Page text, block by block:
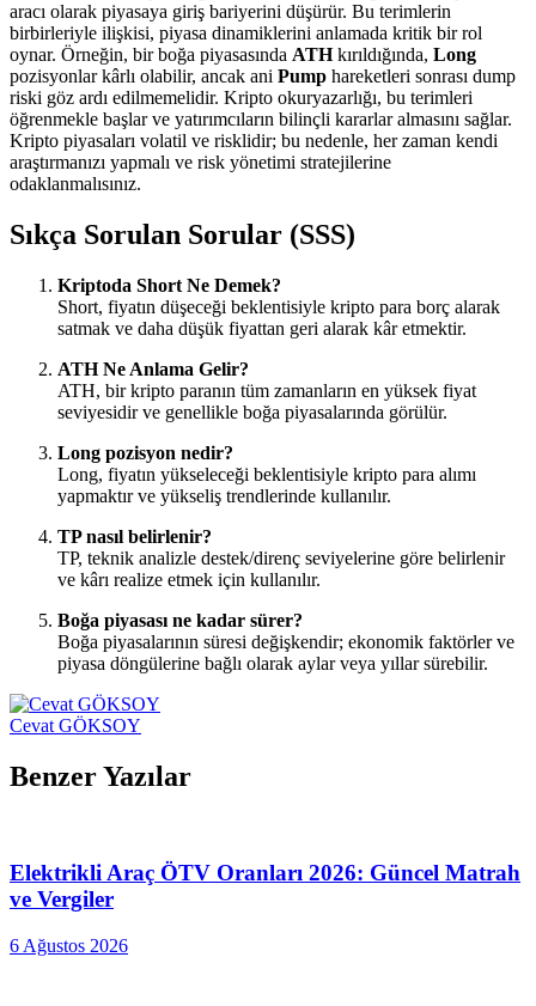
aracı olarak piyasaya giriş bariyerini düşürür. Bu terimlerin
birbirleriyle ilişkisi, piyasa dinamiklerini anlamada kritik bir rol
oynar. Örneğin, bir boğa piyasasında ATHkırıldığında, Long
pozisyonlar kârlı olabilir, ancak ani Pump hareketleri sonrası dump
riski göz ardı edilmemelidir. Kripto okuryazarlığı, bu terimleri
öğrenmekle başlar ve yatırımcıların bilinçli kararlar almasını sağlar.
Kripto piyasaları volatil ve risklidir; bu nedenle, her zaman kendi
araştırmanızı yapmalı ve risk yönetimi stratejilerine
odaklanmalısınız.
Sıkça Sorulan Sorular (SSS)
Kriptoda Short Ne Demek?
Short, fiyatın düşeceği beklentisiyle kripto para borç alarak
satmak ve daha düşük fiyattan geri alarak kâr etmektir.
ATH Ne Anlama Gelir?
ATH, bir kripto paranın tüm zamanların en yüksek fiyat
seviyesidir ve genellikle boğa piyasalarında görülür.
Long pozisyon nedir?
Long, fiyatın yükseleceği beklentisiyle kripto para alımı
yapmaktır ve yükseliş trendlerinde kullanılır.
TP nasıl belirlenir?
TP, teknik analizle destek/direnç seviyelerine göre belirlenir
ve kârı realize etmek için kullanılır.
Boğa piyasası ne kadar sürer?
Boğa piyasalarının süresi değişkendir; ekonomik faktörler ve
piyasa döngülerine bağlı olarak aylar veya yıllar sürebilir.
Cevat GÖKSOY
Benzer Yazılar
Elektrikli Araç ÖTV Oranları 2026: Güncel Matrah
ve Vergiler
6 Ağustos 2026